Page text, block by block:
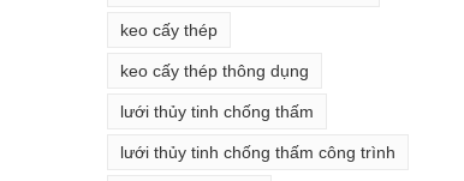
keo cấy thép
keo cấy thép thông dụng
lưới thủy tinh chống thấm
lưới thủy tinh chống thấm công trình